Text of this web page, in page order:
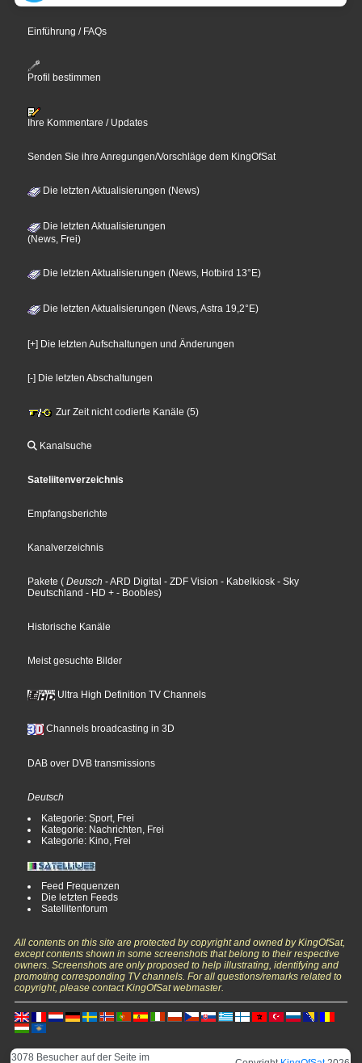
Einführung / FAQs
Profil bestimmen
Ihre Kommentare / Updates
Senden Sie ihre Anregungen/Vorschläge dem KingOfSat
Die letzten Aktualisierungen (News)
Die letzten Aktualisierungen
(News, Frei)
Die letzten Aktualisierungen (News, Hotbird 13°E)
Die letzten Aktualisierungen (News, Astra 19,2°E)
[+] Die letzten Aufschaltungen und Änderungen
[-] Die letzten Abschaltungen
Zur Zeit nicht codierte Kanäle (5)
Kanalsuche
Sateliitenverzeichnis
Empfangsberichte
Kanalverzeichnis
Pakete ( Deutsch - ARD Digital - ZDF Vision - Kabelkiosk - Sky
Deutschland - HD + - Boobles)
Historische Kanäle
Meist gesuchte Bilder
Ultra High Definition TV Channels
Channels broadcasting in 3D
DAB over DVB transmissions
Deutsch
Kategorie: Sport, Frei
Kategorie: Nachrichten, Frei
Kategorie: Kino, Frei
Feed Frequenzen
Die letzten Feeds
Satellitenforum
All contents on this site are protected by copyright and owned by KingOfSat,
except contents shown in some screenshots that belong to their respective
owners. Screenshots are only proposed to help illustrating, identifying and
promoting corresponding TV channels. For all questions/remarks related to
copyright, please contact KingOfSat webmaster.
3078 Besucher auf der Seite im